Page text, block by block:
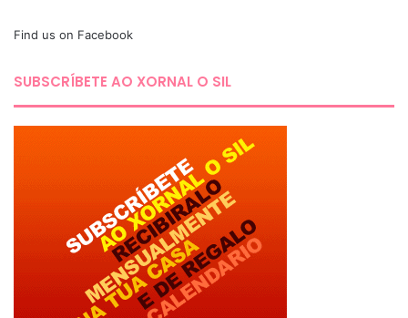
Find us on Facebook
SUBSCRÍBETE AO XORNAL O SIL